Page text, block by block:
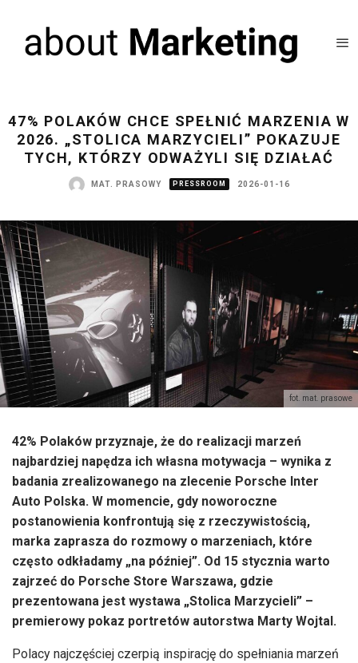
47% POLAKÓW CHCE SPEŁNIĆ MARZENIA W
2026. „STOLICA MARZYCIELI” POKAZUJE
TYCH, KTÓRZY ODWAŻYLI SIĘ DZIAŁAĆ
MAT. PRASOWY PRESSROOM 2026-01-16
fot. mat. prasowe
42% Polaków przyznaje, że do realizacji marzeń
najbardziej napędza ich własna motywacja – wynika z
badania zrealizowanego na zlecenie Porsche Inter
Auto Polska. W momencie, gdy noworoczne
postanowienia konfrontują się z rzeczywistością,
marka zaprasza do rozmowy o marzeniach, które
często odkładamy „na później”. Od 15 stycznia warto
zajrzeć do Porsche Store Warszawa, gdzie
prezentowana jest wystawa „Stolica Marzycieli” –
premierowy pokaz portretów autorstwa Marty Wojtal.
Polacy najczęściej czerpią inspirację do spełniania marzeń